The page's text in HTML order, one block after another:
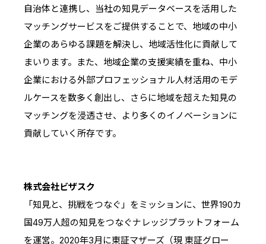
自治体と連携し、当社の知見データベースを活用した
マッチングサービスをご提供することで、地域の中小
企業のあらゆる課題を解決し、地域活性化に貢献して
まいります。また、地域企業の支援実績を重ね、中小
企業における外部プロフェッショナル人材活用のモデ
ルケースを数多く創出し、さらに地域を超えた知見の
マッチングを浸透させ、より多くのイノベーションに
貢献していく所存です。
株式会社ビザスク
「知見と、挑戦をつなぐ」をミッションに、世界190カ
国49万人超の知見をつなぐナレッジプラットフォーム
を運営。2020年3月に東証マザーズ（現 東証グロー